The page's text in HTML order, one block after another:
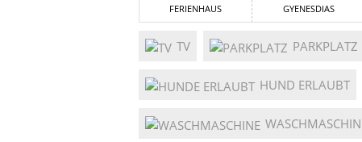
FERIENHAUS GYENESDIAS
TV PARKPLATZ
HUND ERLAUBT